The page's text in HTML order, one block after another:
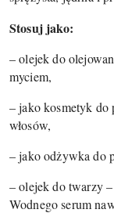
Stosuj jako:
– olejek do
myciem,
– jako kosmetyk do
włosów,
– jako odżywka do
– olejek do twarzy –
Wodnego serum